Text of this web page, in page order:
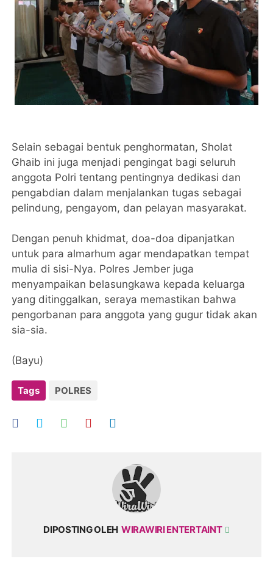
Selain sebagai bentuk penghormatan, Sholat
Ghaib ini juga menjadi pengingat bagi seluruh
anggota Polri tentang pentingnya dedikasi dan
pengabdian dalam menjalankan tugas sebagai
pelindung, pengayom, dan pelayan masyarakat.
Dengan penuh khidmat, doa-doa dipanjatkan
untuk para almarhum agar mendapatkan tempat
mulia di sisi-Nya. Polres Jember juga
menyampaikan belasungkawa kepada keluarga
yang ditinggalkan, seraya memastikan bahwa
pengorbanan para anggota yang gugur tidak akan
sia-sia.
(Bayu)
Tags POLRES
DIPOSTING OLEH WIRAWIRI ENTERTAINT